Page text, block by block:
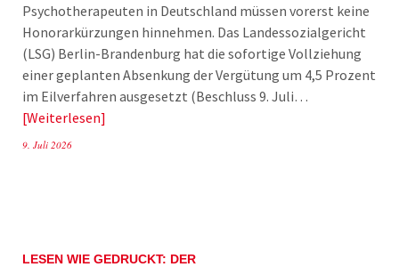
Psychotherapeuten in Deutschland müssen vorerst keine
Honorarkürzungen hinnehmen. Das Landessozialgericht
(LSG) Berlin-Brandenburg hat die sofortige Vollziehung
einer geplanten Absenkung der Vergütung um 4,5 Prozent
im Eilverfahren ausgesetzt (Beschluss 9. Juli…
Weiterlesen
9. Juli 2026
LESEN WIE GEDRUCKT: DER